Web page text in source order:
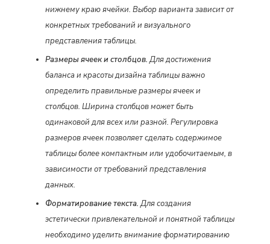
нижнему краю ячейки. Выбор варианта зависит от
конкретных требований и визуального
представления таблицы.
Размеры ячеек и столбцов.Для достижения
баланса и красоты дизайна таблицы важно
определить правильные размеры ячеек и
столбцов. Ширина столбцов может быть
одинаковой для всех или разной. Регулировка
размеров ячеек позволяет сделать содержимое
таблицы более компактным или удобочитаемым, в
зависимости от требований представления
данных.
Форматирование текста.Для создания
эстетически привлекательной и понятной таблицы
необходимо уделить внимание форматированию